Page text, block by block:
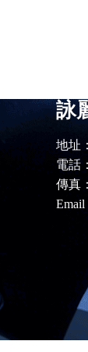
詠
地址
電話
傳真
Email